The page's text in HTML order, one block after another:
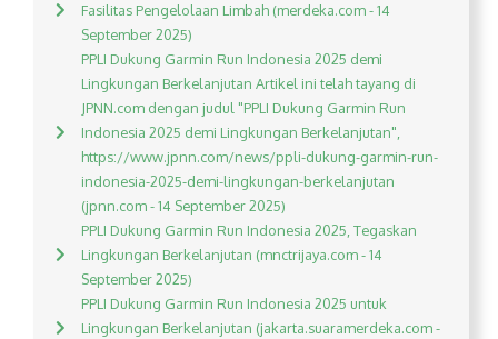
Fasilitas Pengelolaan Limbah (merdeka.com - 14
September 2025)
PPLI Dukung Garmin Run Indonesia 2025 demi
Lingkungan Berkelanjutan Artikel ini telah tayang di
JPNN.com dengan judul "PPLI Dukung Garmin Run
Indonesia 2025 demi Lingkungan Berkelanjutan",
https://www.jpnn.com/news/ppli-dukung-garmin-run-
indonesia-2025-demi-lingkungan-berkelanjutan
(jpnn.com - 14 September 2025)
PPLI Dukung Garmin Run Indonesia 2025, Tegaskan
Lingkungan Berkelanjutan (mnctrijaya.com - 14
September 2025)
PPLI Dukung Garmin Run Indonesia 2025 untuk
Lingkungan Berkelanjutan (jakarta.suaramerdeka.com -